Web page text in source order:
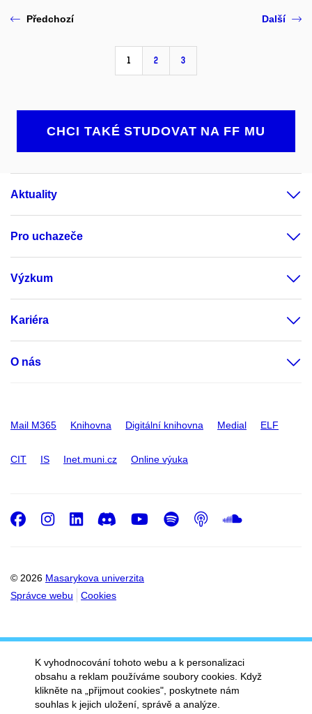
Předchozí
1 2 3
Další
CHCI TAKÉ STUDOVAT NA FF MU
Aktuality
Pro uchazeče
Výzkum
Kariéra
O nás
Mail M365 Knihovna Digitální knihovna Medial ELF
CIT IS Inet.muni.cz Online výuka
© 2026 Masarykova univerzita
Správce webu
Cookies
Facebook
Instagram
LinkedIn
DiscordYoutube
Spotify
Podcast
K vyhodnocování tohoto webu a k personalizaci
obsahu a reklam používáme soubory cookies. Když
klikněte na „přijmout cookies", poskytnete nám
souhlas k jejich uložení, správě a analýze.